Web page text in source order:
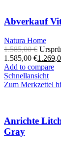
Abverkauf
Natura Home
1.585,00€
1.585,00 €
Add to compare
Schnellansicht
Zum Merkzettel
Anrichte
Gray